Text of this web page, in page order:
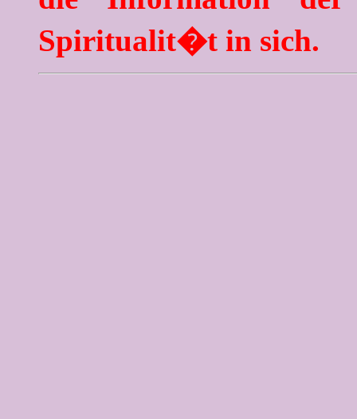
Spiritualit�t in sich.